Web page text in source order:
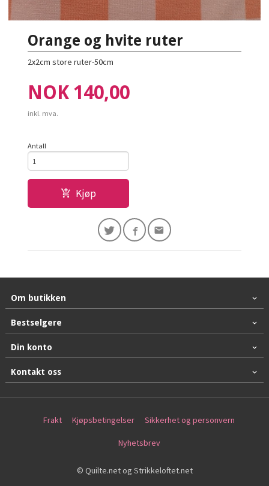
Orange og hvite ruter
2x2cm store ruter-50cm
Pris
NOK 140,00
inkl. mva.
Antall
Kjøp
Om butikken
Bestselgere
Din konto
Kontakt oss
Frakt Kjøpsbetingelser Sikkerhet og personvern
Nyhetsbrev
© Quilte.net og Strikkeloftet.net